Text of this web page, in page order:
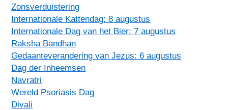
Zonsverduistering
Internationale Kattendag: 8 augustus
Internationale Dag van het Bier: 7 augustus
Raksha Bandhan
Gedaanteverandering van Jezus: 6 augustus
Dag der Inheemsen
Navratri
Wereld Psoriasis Dag
Divali